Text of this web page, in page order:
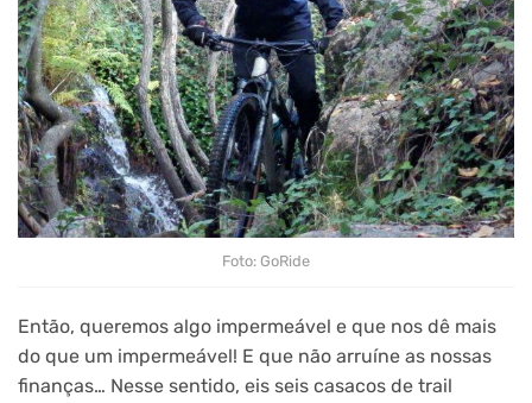
Foto: GoRide
Então, queremos algo impermeável e que nos dê mais
do que um impermeável! E que não arruíne as nossas
finanças… Nesse sentido, eis seis casacos de trail